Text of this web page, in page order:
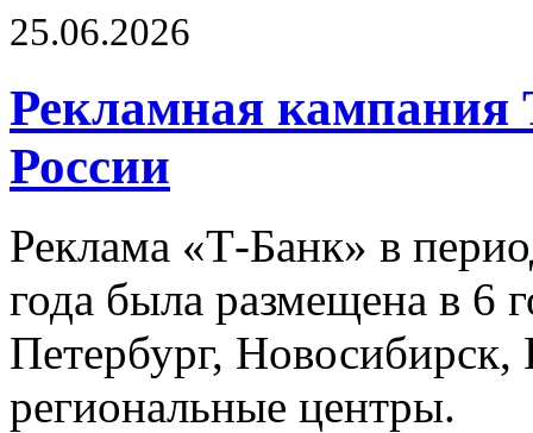
25.06.2026
Рекламная кампания
России
Реклама «Т-Банк» в
года была размещена в 6
Петербург,
региональные центры.